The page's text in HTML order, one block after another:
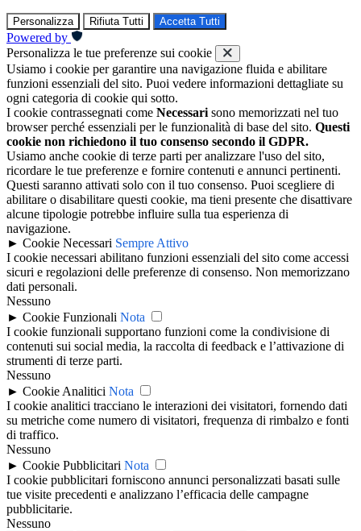
Personalizza Rifiuta Tutti Accetta Tutti
Powered by
Personalizza le tue preferenze sui cookie
Usiamo i cookie per garantire una navigazione fluida e abilitare
funzioni essenziali del sito. Puoi vedere informazioni dettagliate su
ogni categoria di cookie qui sotto.
I cookie contrassegnati come Necessari sono memorizzati nel tuo
browser perché essenziali per le funzionalità di base del sito. Questi
cookie non richiedono il tuo consenso secondo il GDPR.
Usiamo anche cookie di terze parti per analizzare l'uso del sito,
ricordare le tue preferenze e fornire contenuti e annunci pertinenti.
Questi saranno attivati solo con il tuo consenso. Puoi scegliere di
abilitare o disabilitare questi cookie, ma tieni presente che disattivare
alcune tipologie potrebbe influire sulla tua esperienza di
navigazione.
► Cookie Necessari Sempre Attivo
I cookie necessari abilitano funzioni essenziali del sito come accessi
sicuri e regolazioni delle preferenze di consenso. Non memorizzano
dati personali.
Nessuno
► Cookie Funzionali Nota
I cookie funzionali supportano funzioni come la condivisione di
contenuti sui social media, la raccolta di feedback e l’attivazione di
strumenti di terze parti.
Nessuno
► Cookie Analitici Nota
I cookie analitici tracciano le interazioni dei visitatori, fornendo dati
su metriche come numero di visitatori, frequenza di rimbalzo e fonti
di traffico.
Nessuno
► Cookie Pubblicitari Nota
I cookie pubblicitari forniscono annunci personalizzati basati sulle
tue visite precedenti e analizzano l’efficacia delle campagne
pubblicitarie.
Nessuno